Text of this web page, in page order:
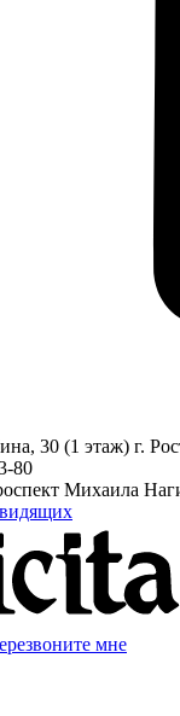
30 (1 этаж) г.
80
Михаила
мне